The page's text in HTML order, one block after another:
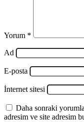
Yorum *
Ad
E-posta
İnternet sitesi
Daha sonraki
adresim ve site adresim